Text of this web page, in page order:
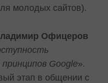
молодых сайтов).
Офицеров
Google».
этап в общении с